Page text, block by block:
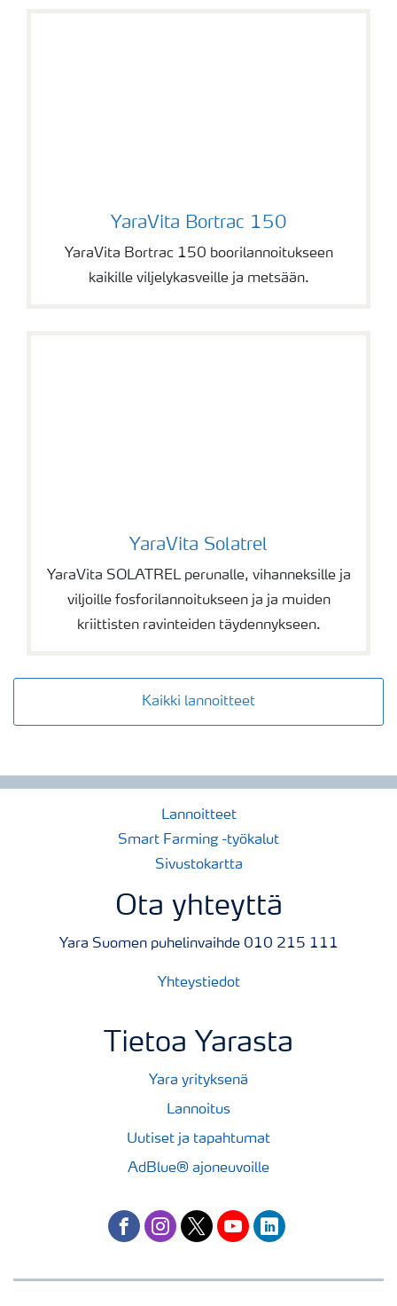
YaraVita Bortrac 150
YaraVita Bortrac 150
YaraVita Bortrac 150 boorilannoitukseen
kaikille viljelykasveille ja metsään.
YaraVita Solatrel
YaraVita Solatrel
YaraVita SOLATREL perunalle, vihanneksille ja
viljoille fosforilannoitukseen ja ja muiden
kriittisten ravinteiden täydennykseen.
Kaikki lannoitteet
Lannoitteet
Smart Farming -työkalut
Sivustokartta
Ota yhteyttä
Yara Suomen puhelinvaihde 010 215 111
Yhteystiedot
Tietoa Yarasta
Yara yrityksenä
Lannoitus
Uutiset ja tapahtumat
AdBlue® ajoneuvoille
facebookinstagram
twitteryoutubelinkedin